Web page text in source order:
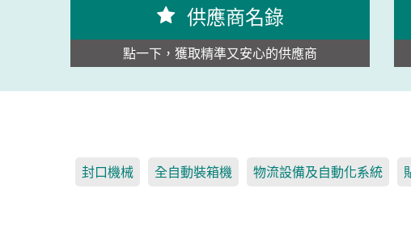
供應商名錄
點一下，獲取精準又安心的供應商
封口機械 全自動裝箱機 物流設備及自動化系統